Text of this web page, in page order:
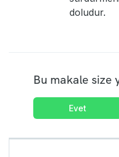
doludur.
Bu makale size
Evet